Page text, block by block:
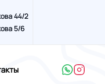
44/2
5/6